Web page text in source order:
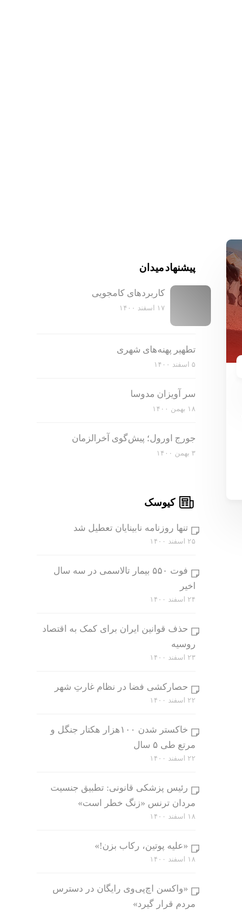
پیشنهاد میدان
کاربرد‌های کامجویی
۱۷ اسفند ۱۴۰۰
تطهیر پهنه‌های شهری
۵ اسفند ۱۴۰۰
سر آویزان مدوسا
۱۸ بهمن ۱۴۰۰
جورج اورول؛ پیش‌گوی آخرالزمان
۳ بهمن ۱۴۰۰
کیوسک
تنها روزنامه نابینایان تعطیل شد
۲۵ اسفند ۱۴۰۰
فوت ۵۵۰ بیمار تالاسمی در سه سال
اخیر
۲۴ اسفند ۱۴۰۰
حذف قوانین ایران برای کمک به اقتصاد
روسیه
۲۳ اسفند ۱۴۰۰
حصارکشی فضا در نظام غارتِ شهر
۲۲ اسفند ۱۴۰۰
خاکستر شدن ۱۰۰هزار هکتار جنگل و
مرتع طی ۵ سال
۲۲ اسفند ۱۴۰۰
رئیس پزشکی قانونی: تطبیق جنسیت
مردان ترنس «زنگ خطر است»
۱۸ اسفند ۱۴۰۰
«علیه پوتین، رکاب بزن!»
۱۸ اسفند ۱۴۰۰
«واکسن اچ‌پی‌وی رایگان در دسترس
مردم قرار گیرد»